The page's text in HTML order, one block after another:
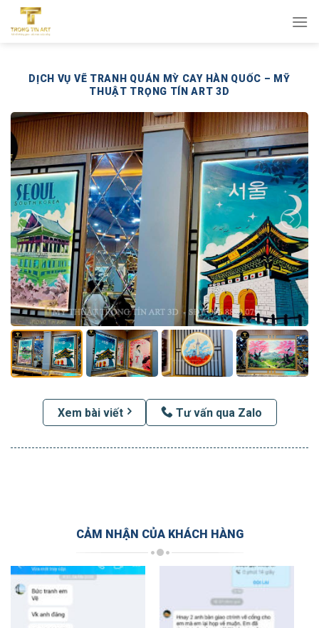
qua
DỊCH VỤ VẼ TRANH QUÁN MỲ CAY HÀN QUỐC – MỸ
THUẬT TRỌNG TÍN ART 3D
Xem bài viết Tư vấn qua Zalo
CẢM NHẬN CỦA KHÁCH HÀNG